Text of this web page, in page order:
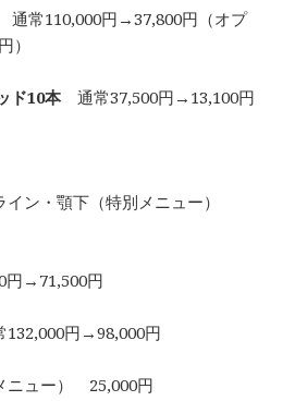
常110,000円→37,800円（オプ
）
ド10本通常37,500円→13,100円
・顎下（特別メニュー）
円→71,500円
円→98,000円
ュー） 25,000円